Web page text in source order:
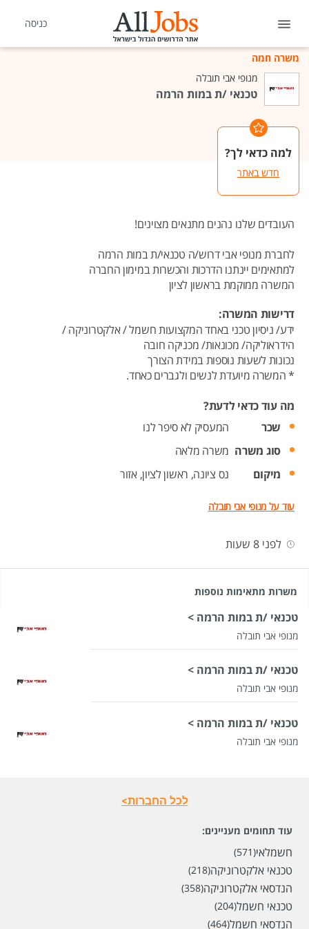
כניסה
משרה חמה
מנופי אבי תובלה
טכנאי /ת במות הרמה
למה כדאי לך?
חדש באתר
העובדים שלנו נהנים מתנאים מצוינים!
לחברת מנופי אבי דרוש/ה טכנאי/ת במות הרמה
למתאימים יינתנו הדרכות והכשרות במימון החברה
המשרה ממוקמת בראשון לציון
דרישות המשרה:
ידע/ ניסיון טכני באחד המקצועות חשמל / אלקטרוניקה /
הידראוליקה/ מכונאות/ מכניקה חובה
נכונות לשעות נוספות במידת הצורך
* המשרה מיועדת לנשים ולגברים כאחד.
מה עוד כדאי לדעת?
שכר
המעסיק לא סיפר לנו
סוג משרה משרה מלאה
מיקום
נס ציונה, ראשון לציון,אזור
עוד על מנופי אבי תובלה
לפני 8 שעות
משרות מתאימות נוספות
טכנאי /ת במות הרמה >
מנופי אבי תובלה
טכנאי /ת במות הרמה >
מנופי אבי תובלה
טכנאי /ת במות הרמה >
מנופי אבי תובלה
לכל החברות>
עוד תחומים מעניינים:
חשמלאי(571)
טכנאי אלקטרוניקה(218)
הנדסאי אלקטרוניקה(358)
טכנאי חשמל(204)
הנדסאי חשמל(464)